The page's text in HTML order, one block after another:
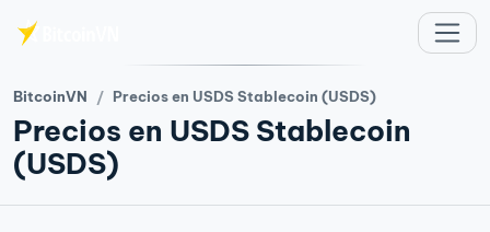
BitcoinVN Precios en USDS Stablecoin (USDS)
Precios en USDS Stablecoin
(USDS)